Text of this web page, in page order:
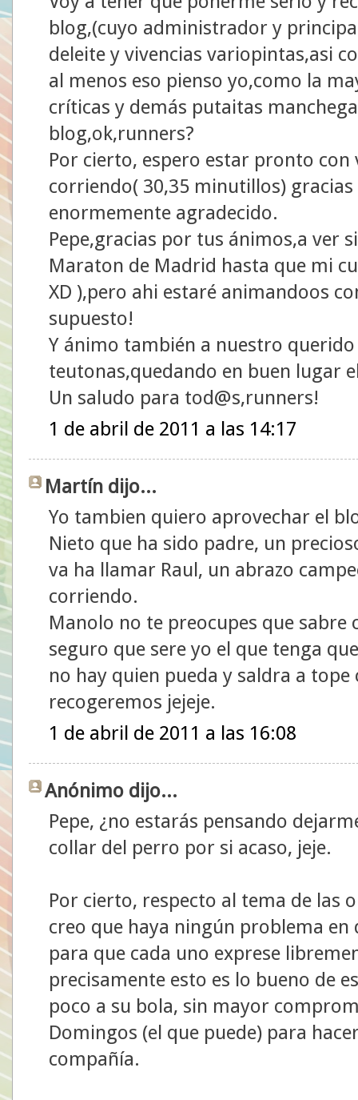
blog,(cuyo administrador y
deleite y vivencias variopintas,asi
al menos eso pienso yo,como la
críticas y demás putaitas
blog,ok,runners?
Por cierto, espero estar pronto
corriendo( 30,35 minutillos)
enormemente agradecido.
Pepe,gracias por tus ánimos,a ver
Maraton de Madrid hasta que mi
XD ),pero ahi estaré animandoos
supuesto!
Y ánimo también a nuestro
teutonas,quedando en buen lugar
Un saludo para tod@s,runners!
1 de abril de 2011 a las 14:17
Martín dijo...
Yo tambien quiero aprovechar el
Nieto que ha sido padre, un
va ha llamar Raul, un abrazo
corriendo.
Manolo no te preocupes que
seguro que sere yo el que tenga
no hay quien pueda y saldra a
recogeremos jejeje.
1 de abril de 2011 a las 16:08
Anónimo dijo...
Pepe, ¿no estarás pensando
collar del perro por si acaso, jeje.
Por cierto, respecto al tema de las
creo que haya ningún problema
para que cada uno exprese
precisamente esto es lo bueno de
poco a su bola, sin mayor
Domingos (el que puede) para
compañía.